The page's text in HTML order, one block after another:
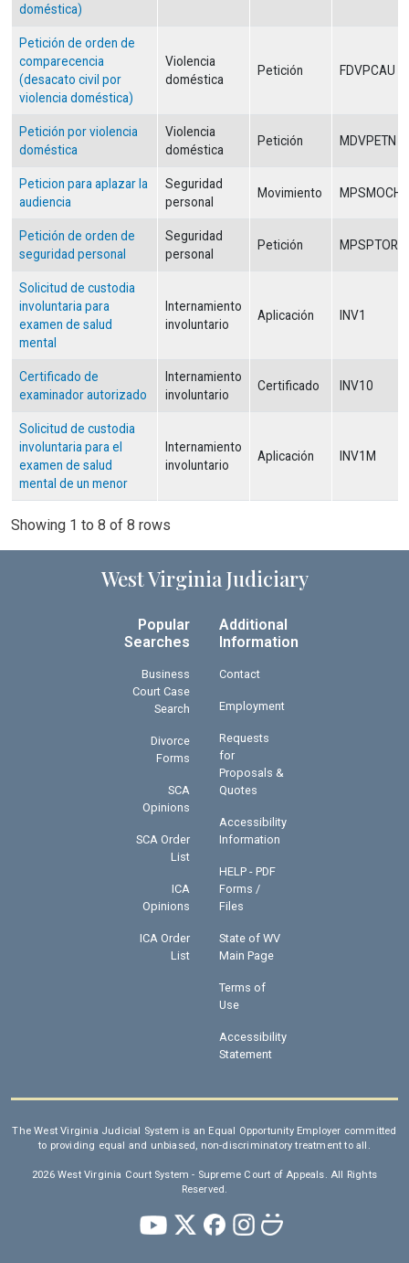
doméstica)
Petición de orden de
comparecencia
(desacato civil por
violencia doméstica)
Violencia
doméstica
Petición FDVPCAU
Petición por violencia
doméstica
Violencia
doméstica
Petición MDVPETN
Peticion para aplazar la
audiencia
Seguridad
personal
Movimiento MPSMOCH
Petición de orden de
seguridad personal
Seguridad
personal
Petición MPSPTOR
Solicitud de custodia
involuntaria para
examen de salud
mental
Internamiento
involuntario
Aplicación INV1
Certificado de
examinador autorizado
Internamiento
involuntario
Certificado INV10
Solicitud de custodia
involuntaria para el
examen de salud
mental de un menor
Internamiento
involuntario
Aplicación INV1M
Showing 1 to 8 of 8 rows
West Virginia Judiciary
Popular
Searches
Business
Court Case
Search
Divorce
Forms
SCA
Opinions
SCA Order
List
ICA
Opinions
ICA Order
List
Additional
Information
Contact
Employment
Requests
for
Proposals &
Quotes
Accessibility
Information
HELP - PDF
Forms /
Files
State of WV
Main Page
Terms of
Use
Accessibility
Statement
The West Virginia Judicial System is an Equal Opportunity Employer committed
to providing equal and unbiased, non-discriminatory treatment to all.
2026 West Virginia Court System - Supreme Court of Appeals. All Rights
Reserved.